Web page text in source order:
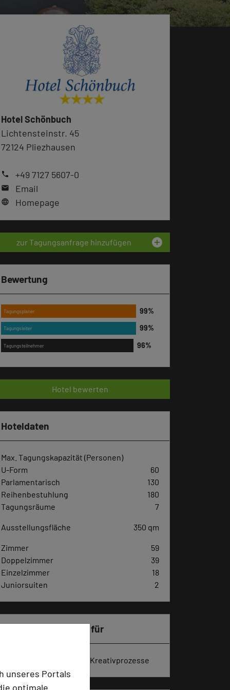
unseres Portals
optimale
Hotel Schönbuch
Lichtensteinstr. 45
72124 Pliezhausen
phone +49 7127 5607-0
mail Email
language Homepage
zur Tagungsanfrage hinzufügen add_circle
Bewertung
Tagungsplaner
Tagungsleiter
Tagungsteilnehmer
Hotel bewerten
Hoteldaten
Max. Tagungskapazität (Personen)
U-Form
60
Parlamentarisch
130
Reihenbestuhlung
180
Tagungsräume
7
Ausstellungsfläche 350 qm
Zimmer
59
Doppelzimmer
39
Einzelzimmer
18
Juniorsuiten
2
Besonders geeignet für
Seminar, Klausur, Event, Kreativprozesse